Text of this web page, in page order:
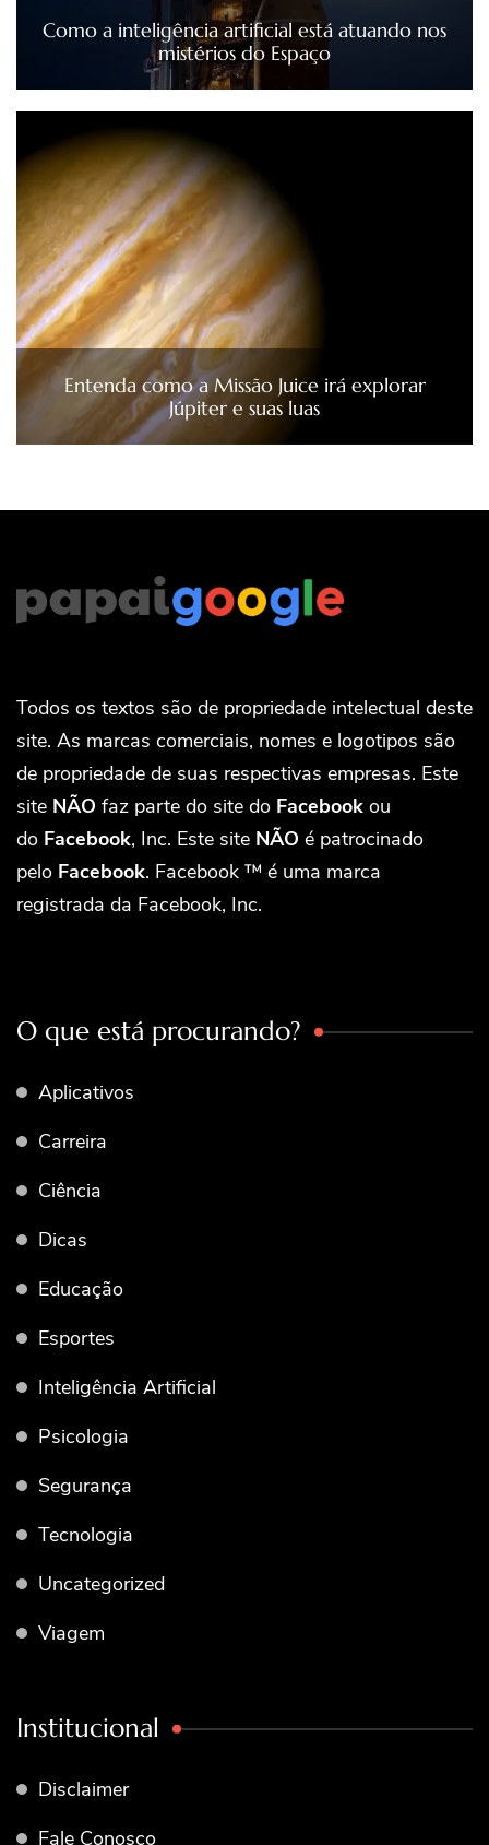
Como a inteligência artificial está atuando nos
mistérios do Espaço
Entenda como a Missão Juice irá explorar
Júpiter e suas luas
Todos os textos são de propriedade intelectual deste
site. As marcas comerciais, nomes e logotipos são
de propriedade de suas respectivas empresas. Este
site NÃO faz parte do site do Facebook ou
do Facebook, Inc. Este site NÃO é patrocinado
pelo Facebook. Facebook ™ é uma marca
registrada da Facebook, Inc.
O que está procurando?
Aplicativos
Carreira
Ciência
Dicas
Educação
Esportes
Inteligência Artificial
Psicologia
Segurança
Tecnologia
Uncategorized
Viagem
Institucional
Disclaimer
Fale Conosco